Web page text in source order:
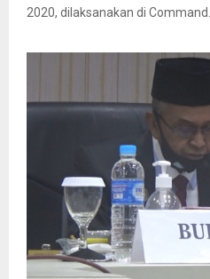
2020, dilaksanakan di Command...